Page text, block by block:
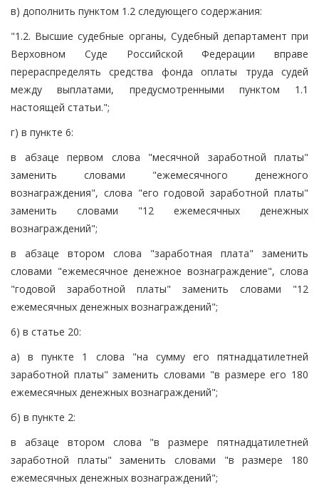
в) дополнить пунктом 1.2 следующего содержания:
"1.2. Высшие судебные органы, Судебный департамент при
Верховном Суде Российской Федерации вправе
перераспределять средства фонда оплаты труда судей
между выплатами, предусмотренными пунктом 1.1
настоящей статьи.";
г) в пункте 6:
в абзаце первом слова "месячной заработной платы"
заменить словами "ежемесячного денежного
вознаграждения", слова "его годовой заработной платы"
заменить словами "12 ежемесячных денежных
вознаграждений";
в абзаце втором слова "заработная плата" заменить
словами "ежемесячное денежное вознаграждение", слова
"годовой заработной платы" заменить словами "12
ежемесячных денежных вознаграждений";
6) в статье 20:
а) в пункте 1 слова "на сумму его пятнадцатилетней
заработной платы" заменить словами "в размере его 180
ежемесячных денежных вознаграждений";
б) в пункте 2:
в абзаце втором слова "в размере пятнадцатилетней
заработной платы" заменить словами "в размере 180
ежемесячных денежных вознаграждений";